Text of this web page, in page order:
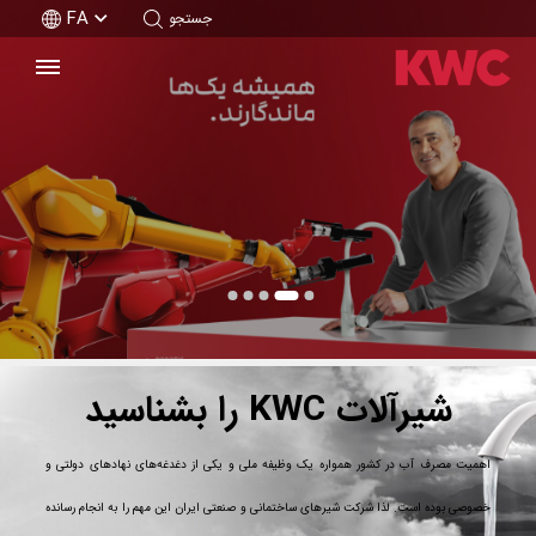
جستجو FA
شیرآلات KWC را بشناسید
اهمیت مصرف آب در کشور همواره یک وظیفه ملی و یکی از دغدغه‌های نهادهای دولتی و
خصوصی بوده است. لذا شرکت شیرهای ساختمانی و صنعتی ایران این مهم را به انجام رسانده